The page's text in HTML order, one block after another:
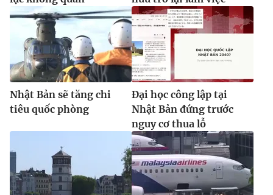
Nhật Bản sẽ tăng chi
tiêu quốc phòng
Đại học công lập tại
Nhật Bản đứng trước
nguy cơ thua lỗ